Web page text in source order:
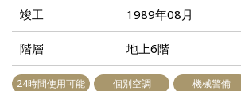
竣工 1989年08月
階層 地上6階
24時間使用可能 個別空調 機械警備